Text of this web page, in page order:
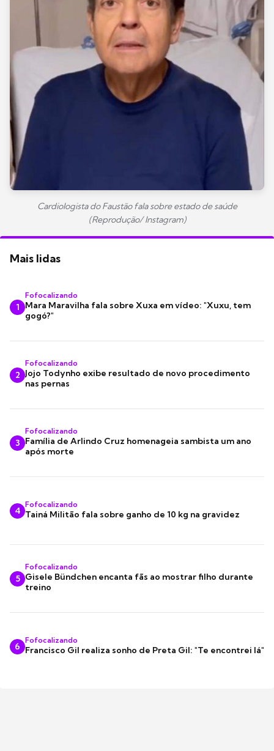
Cardiologista do Faustão fala sobre estado de saúde
(Reprodução/ Instagram)
Mais lidas
1
Fofocalizando
Mara Maravilha fala sobre Xuxa em vídeo: "Xuxu, tem
gogó?"
2
Fofocalizando
Jojo Todynho exibe resultado de novo procedimento
nas pernas
3
Fofocalizando
Família de Arlindo Cruz homenageia sambista um ano
após morte
4
Fofocalizando
Tainá Militão fala sobre ganho de 10 kg na gravidez
5
Fofocalizando
Gisele Bündchen encanta fãs ao mostrar filho durante
treino
6
Fofocalizando
Francisco Gil realiza sonho de Preta Gil: "Te encontrei lá"